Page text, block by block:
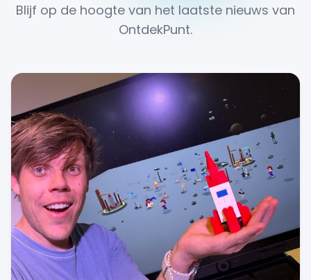
Blijf op de hoogte van het laatste nieuws van
OntdekPunt.